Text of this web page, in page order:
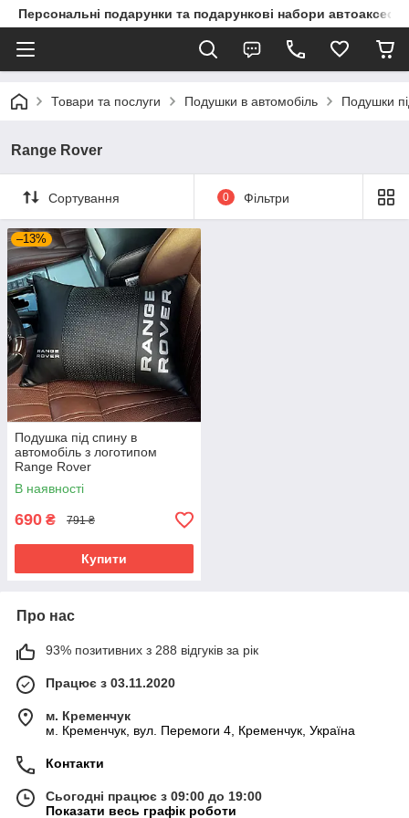
Персональні подарунки та подарункові набори
Товари та послуги Подушки в автомобіль Подушки
Range Rover
Сортування 0 Фільтри
–13%
Подушка під спину в
автомобіль з логотипом
Range Rover
В наявності
690 ₴ 791 ₴
Купити
Про нас
93% позитивних з 288 відгуків за рік
Працює з 03.11.2020
м. Кременчук
м. Кременчук, вул. Перемоги 4, Кременчук, Україна
Контакти
Сьогодні працює з 09:00 до 19:00
Показати весь графік роботи